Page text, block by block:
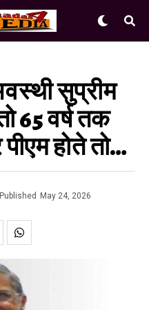
सुप्रीम
65 वर्ष तक
होते तो…
Published May 24, 2026